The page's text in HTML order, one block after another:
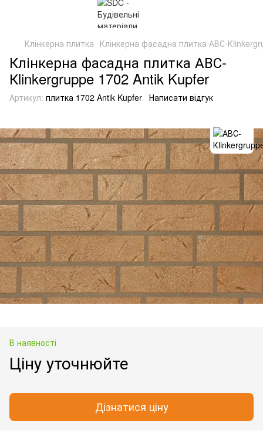
Клінкерна плитка Клінкерна фасадна плитка АВС-
Клінкерна фасадна плитка АВС-
Кlinkergruppe 1702 Antik Kupfer
Артикул: плитка 1702 Antik Kupfer Написати відгук
В наявності
Ціну уточнюйте
Дізнатися ціну